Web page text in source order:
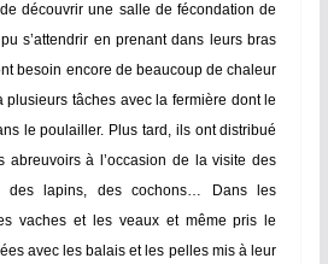
découvrir une salle de fécondation de
s’attendrir en prenant dans leurs bras
besoin encore de beaucoup de chaleur
plusieurs tâches avec la fermière dont le
le poulailler. Plus tard, ils ont distribué
abreuvoirs à l’occasion de la visite des
des lapins, des cochons…
Dans les
vaches et les veaux et même pris le
avec les balais et les pelles mis à leur